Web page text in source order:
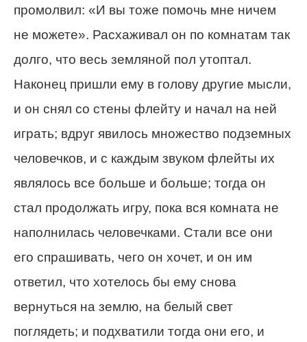
промолвил: «И вы тоже помочь мне ничем
не можете». Расхаживал он по комнатам так
долго, что весь земляной пол утоптал.
Наконец пришли ему в голову другие мысли,
и он снял со стены флейту и начал на ней
играть; вдруг явилось множество подземных
человечков, и с каждым звуком флейты их
являлось все больше и больше; тогда он
стал продолжать игру, пока вся комната не
наполнилась человечками. Стали все они
его спрашивать, чего он хочет, и он им
ответил, что хотелось бы ему снова
вернуться на землю, на белый свет
поглядеть; и подхватили тогда они его, и